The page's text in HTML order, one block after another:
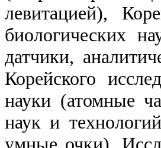
левитацией),
биологических
датчики,
Корейского
науки (атомные
наук и